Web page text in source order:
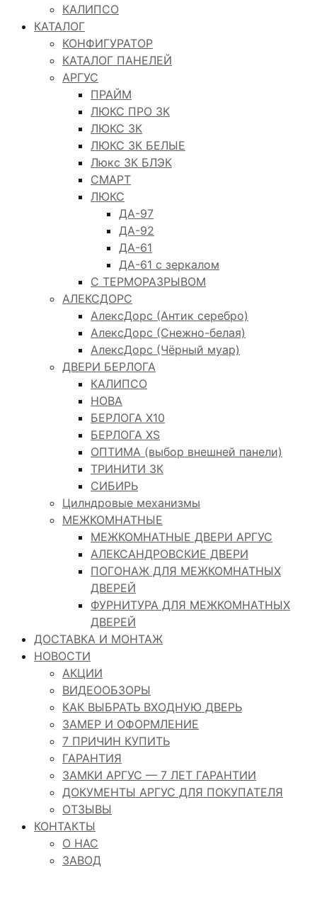
КАЛИПСО
КАТАЛОГ
КОНФИГУРАТОР
КАТАЛОГ ПАНЕЛЕЙ
АРГУС
ПРАЙМ
ЛЮКС ПРО 3К
ЛЮКС 3К
ЛЮКС 3К БЕЛЫЕ
Люкс 3К БЛЭК
СМАРТ
ЛЮКС
ДА-97
ДА-92
ДА-61
ДА-61 с зеркалом
С ТЕРМОРАЗРЫВОМ
АЛЕКСДОРС
АлексДорс (Антик серебро)
АлексДорс (Снежно-белая)
АлексДорс (Чёрный муар)
ДВЕРИ БЕРЛОГА
КАЛИПСО
НОВА
БЕРЛОГА Х10
БЕРЛОГА XS
ОПТИМА (выбор внешней панели)
ТРИНИТИ 3К
СИБИРЬ
Цилндровые механизмы
МЕЖКОМНАТНЫЕ
МЕЖКОМНАТНЫЕ ДВЕРИ АРГУС
АЛЕКСАНДРОВСКИЕ ДВЕРИ
ПОГОНАЖ ДЛЯ МЕЖКОМНАТНЫХ
ДВЕРЕЙ
ФУРНИТУРА ДЛЯ МЕЖКОМНАТНЫХ
ДВЕРЕЙ
ДОСТАВКА И МОНТАЖ
НОВОСТИ
АКЦИИ
ВИДЕООБЗОРЫ
КАК ВЫБРАТЬ ВХОДНУЮ ДВЕРЬ
ЗАМЕР И ОФОРМЛЕНИЕ
7 ПРИЧИН КУПИТЬ
ГАРАНТИЯ
ЗАМКИ АРГУС — 7 ЛЕТ ГАРАНТИИ
ДОКУМЕНТЫ АРГУС ДЛЯ ПОКУПАТЕЛЯ
ОТЗЫВЫ
КОНТАКТЫ
О НАС
ЗАВОД